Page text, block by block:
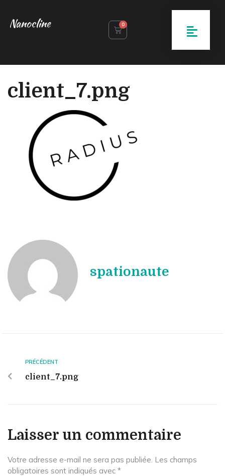
Nanocline 0
client_7.png
spationaute
PRÉCÉDENT
client_7.png
Laisser un commentaire
Votre adresse e-mail ne sera pas publiée. Les champs
obligatoires sont indiqués avec *